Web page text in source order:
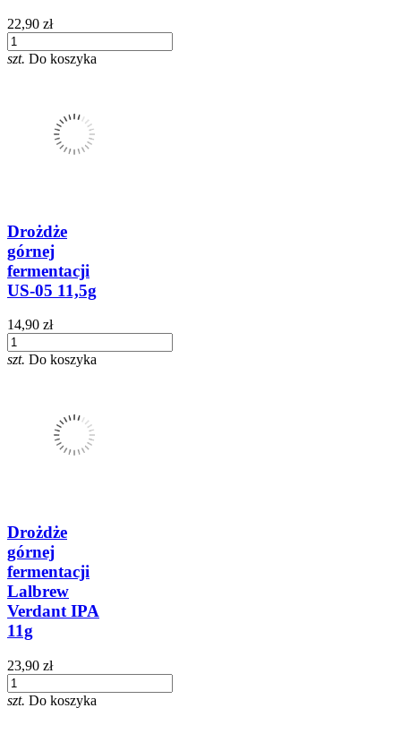
22,90 zł
szt. Do koszyka
Drożdże
górnej
fermentacji
US-05 11,5g
14,90 zł
szt. Do koszyka
Drożdże
górnej
fermentacji
Lalbrew
Verdant IPA
11g
23,90 zł
szt. Do koszyka